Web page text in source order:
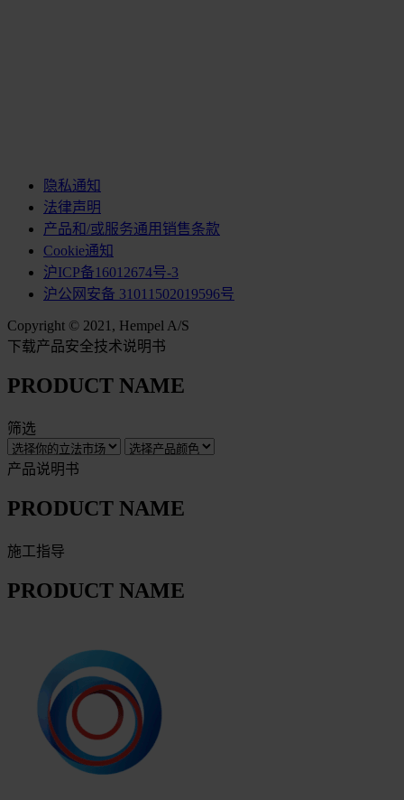
隐私通知
法律声明
产品和/或服务通用销售条款
Cookie通知
沪ICP备16012674号-3
沪公网安备 31011502019596号
Copyright © 2021, Hempel A/S
下载产品安全技术说明书
PRODUCT NAME
筛选
产品说明书
PRODUCT NAME
施工指导
PRODUCT NAME